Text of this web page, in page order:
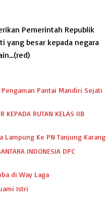
Pemerintah Republik
yang besar kepada negara
Pengaman Pantai Mandiri Sejati
KEPADA RUTAN KELAS IIB
Ke PN Tanjung Karang
INDONESIA DPC
di Way Laga
Istri